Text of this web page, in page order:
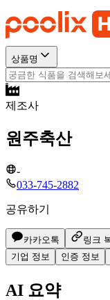
상품명
제조사
원주축산
-
033-745-2882
공유하기
카카오톡
링크
기업 정보
인증 정보
AI 요약